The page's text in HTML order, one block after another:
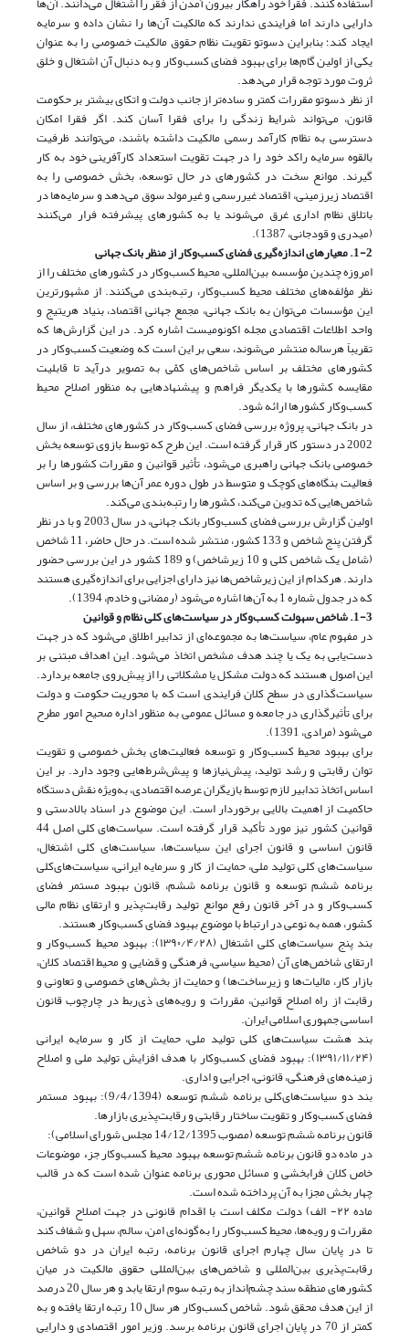
دارایی دارند اما فرایندی ندارند که مالکیت آن‌ها را نشان داده و سرمایه
ایجاد کند؛ بنابراین دسوتو تقویت نظام حقوق مالکیت خصوصی را به عنوان
یکی از اولین گام‌ها برای بهبود فضای کسب‌و‌کار و به دنبال آن اشتغال و خلق
ثروت مورد توجه قرار می‌دهد.
از نظر دسوتو مقررات کمتر و ساده‌تر از جانب دولت و اتکای بیشتر بر حکومت
قانون، می‌تواند شرایط زندگی را برای فقرا آسان کند. اگر فقرا امکان
دسترسی به نظام کارآمد رسمی مالکیت داشته باشند، می‌توانند ظرفیت
بالقوه سرمایه راکد خود را در جهت تقویت استعداد کارآفرینی خود به کار
گیرند. موانع سخت در کشورهای در حال توسعه، بخش خصوصی را به
اقتصاد زیرزمینی، اقتصاد غیررسمی و غیرمولد سوق می‌دهد و سرمایه‌ها در
باتلاق نظام اداری غرق می‌شوند یا به کشورهای پیشرفته فرار می‌کنند
(میدری و قودجانی، 1387).
1-2. معیارهای اندازه‌گیری فضای کسب‌وکار از منظر بانک جهانی
امروزه چندین مؤسسه بین‌المللی، محیط کسب‌وکار در کشورهای مختلف را از
نظر مؤلفه‌های مختلف محیط کسب‌وکار، رتبه‌بندی می‌کنند. از مشهورترین
این مؤسسات می‌توان به بانک جهانی، مجمع جهانی اقتصاد، بنیاد هریتیج و
واحد اطلاعات اقتصادی مجله اکونومیست اشاره کرد. در این گزارش‌ها که
تقریباً هرساله منتشر می‌شوند، سعی بر این است که وضعیت کسب‌و‌کار در
کشورهای مختلف بر اساس شاخص‌های کمّی به تصویر درآید تا قابلیت
مقایسه کشورها با یکدیگر فراهم و پیشنهادهایی به منظور اصلاح محیط
کسب‌وکار کشورها ارائه شود.
در بانک جهانی، پروژه بررسی فضای کسب‌وکار در کشورهای مختلف، از سال
2002 در دستور کار قرار گرفته است. این طرح که توسط بازوی توسعه بخش
خصوصی بانک جهانی راهبری می‌شود، تأثیر قوانین و مقررات کشورها را بر
فعالیت بنگاه‌های کوچک و متوسط در طول دوره عمر آن‌ها بررسی و بر اساس
شاخص‌هایی که تدوین می‌کند، کشورها را رتبه‌بندی می‌کند.
اولین گزارش بررسی فضای کسب‌وکار بانک جهانی، در سال 2003 و با در نظر
گرفتن پنج شاخص و 133 کشور، منتشر شده است. در حال حاضر، 11 شاخص
(شامل یک شاخص کلی و 10 زیرشاخص) و 189 کشور در این بررسی حضور
دارند. هرکدام از این زیرشاخص‌ها نیز دارای اجزایی برای اندازه‌گیری هستند
که در جدول شماره 1 به آن‌ها اشاره می‌شود (رمضانی و خادم، 1394).
1-3. شاخص سهولت کسب‌و‌کار در سیاست‌های کلی نظام و قوانین
در مفهوم عام، سیاست‌ها به مجموعه‌ای از تدابیر اطلاق می‌شود که در جهت
دست‌یابی به یک یا چند هدف مشخص اتخاذ می‌شود. این اهداف مبتنی بر
این اصول هستند که دولت مشکل یا مشکلاتی را از پیش‌ِروی جامعه بردارد.
سیاست‌گذاری در سطح کلان فرایندی است که با محوریت حکومت و دولت
برای تأثیرگذاری در جامعه و مسائل عمومی به منظور اداره صحیح امور مطرح
می‌شود (مرادی، 1391).
برای بهبود محیط کسب‌و‌کار و توسعه فعالیت‌های بخش خصوصی و تقویت
توان رقابتی و رشد تولید، پیش‌نیازها و پیش‌شرط‌هایی وجود دارد. بر این
اساس اتخاذ تدابیر لازم توسط بازیگران عرصه اقتصادی، به‌ویژه نقش دستگاه
حاکمیت از اهمیت بالایی برخوردار است. این موضوع در اسناد بالادستی و
قوانین کشور نیز مورد تأکید قرار گرفته است. سیاست‌های کلی اصل 44
قانون اساسی و قانون اجرای این سیاست‌ها، سیاست‌های کلی اشتغال،
سیاست‌های کلی تولید ملی، حمایت از کار و سرمایه ایرانی، سیاست‌های‌کلی
برنامه ششم توسعه و قانون برنامه ششم، قانون بهبود مستمر فضای
کسب‌و‌کار و در آخر قانون رفع موانع تولید رقابت‌پذیر و ارتقای نظام مالی
کشور، همه به نوعی در ارتباط با موضوع بهبود فضای کسب‌و‌کار هستند.
بند پنج سیاست‌های کلی اشتغال (۱۳۹۰/‌۴/۲۸): بهبود محیط کسب‌و‌کار و
ارتقای شاخص‌های آن (محیط سیاسی، فرهنگی و قضایی و محیط اقتصاد کلان،
بازار کار، مالیات‌ها و زیرساخت‌ها) و حمایت از بخش‌های خصوصی و تعاونی و
رقابت از راه اصلاح قوانین، مقررات و رویه‌های ذی‌ربط در چارچوب قانون
اساسی جمهوری اسلامی ایران.
بند هشت سیاست‌های کلی تولید ملی، حمایت از کار و سرمایه ایرانی
(۱۳۹۱/۱۱/۲۴): بهبود فضای کسب‌وکار با هدف افزایش تولید ملی و اصلاح
زمینه‌های فرهنگی، قانونی، اجرایی و اداری.
بند دو سیاست‌های‌کلی برنامه ششم توسعه (‌9/‌4/1394): بهبود مستمر
فضای کسب‌وکار و تقویت ساختار رقابتی و رقابت‌پذیری بازارها.
قانون برنامه ششم توسعه (مصوب 14/12/1395 مجلس شورای اسلامی):
در ماده دو قانون برنامه ششم توسعه بهبود محیط کسب‌و‌کار جزء موضوعات
خاص کلان فرابخشی و مسائل محوری برنامه عنوان شده است که در قالب
چهار بخش مجزا به آن پرداخته شده است.
ماده ۲۲- الف) دولت مکلف است با اقدام قانونی در جهت اصلاح قوانین،
مقررات و رویه‌ها، محیط کسب‌و‌کار را به‌گونه‌ای امن، سالم، سهل و شفاف کند
تا در پایان سال چهارم اجرای قانون برنامه، رتبه ایران در دو شاخص
رقابت‌پذیری بین‌المللی و شاخص‌های بین‌المللی حقوق مالکیت در میان
کشورهای منطقه سند چشم‌انداز به رتبه سوم ارتقا یابد و هر سال 20 درصد
از این هدف محقق شود. شاخص کسب‌و‌کار هر سال 10 رتبه ارتقا یافته و به
کمتر از 70 در پایان اجرای قانون برنامه برسد. وزیر امور اقتصادی و دارایی